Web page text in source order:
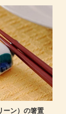
ーン）の箸置